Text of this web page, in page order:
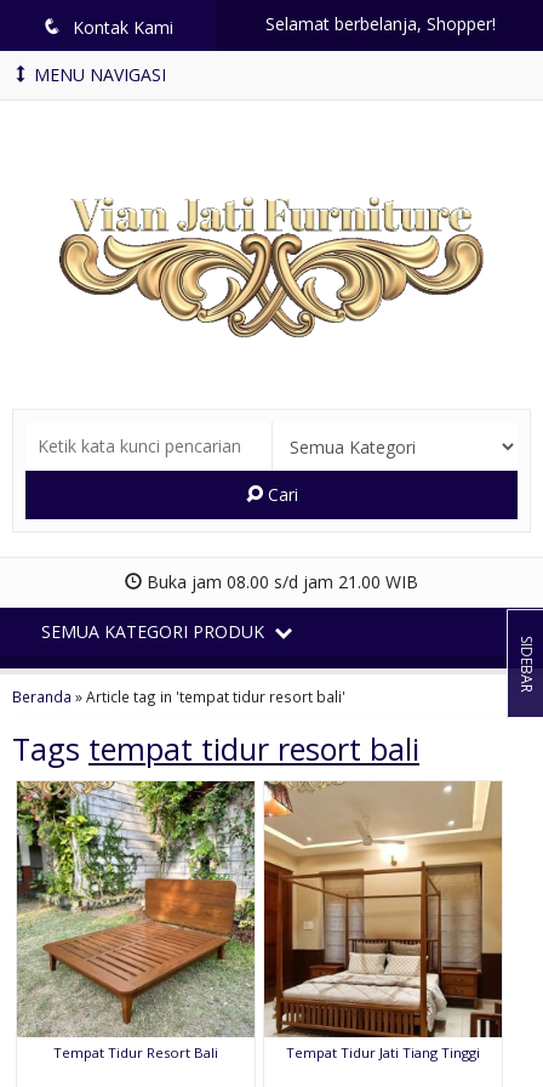
q Kontak Kami Selamat berbelanja, Shopper!
MENU NAVIGASI
Cari
Buka jam 08.00 s/d jam 21.00 WIB
SEMUA KATEGORI PRODUK
Beranda »Article tag in 'tempat tidur resort bali'
Tags tempat tidur resort bali
Tempat Tidur Resort Bali Tempat Tidur Jati Tiang Tinggi
SIDEBAR